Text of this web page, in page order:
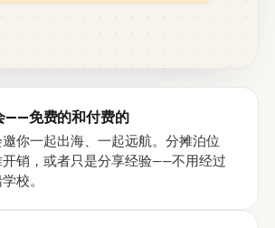
——免费的和付费的
你一起出海、一起远航。分摊泊位
开销，或者只是分享经验——不用经过
校。